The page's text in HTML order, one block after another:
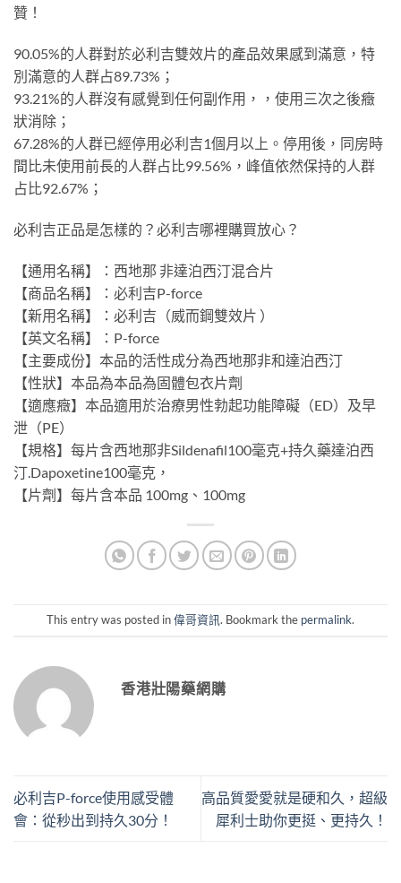
贊！
90.05%的人群對於必利吉雙效片的產品效果感到滿意，特
別滿意的人群占89.73%；
93.21%的人群沒有感覺到任何副作用，，使用三次之後癥
狀消除；
67.28%的人群已經停用必利吉1個月以上。停用後，同房時
間比未使用前長的人群占比99.56%，峰值依然保持的人群
占比92.67%；
必利吉正品是怎樣的？必利吉哪裡購買放心？
【通用名稱】：西地那 非達泊西汀混合片
【商品名稱】：必利吉P-force
【新用名稱】：必利吉（威而鋼雙效片 ）
【英文名稱】：P-force
【主要成份】本品的活性成分為西地那非和達泊西汀
【性狀】本品為本品為固體包衣片劑
【適應癥】本品適用於治療男性勃起功能障礙（ED）及早
泄（PE）
【規格】每片含西地那非Sildenafil100毫克+持久藥達泊西
汀 Dapoxetine100毫克，
【片劑】每片含本品 100mg、100mg
This entry was posted in偉哥資訊. Bookmark the permalink.
香港壯陽藥網購
必利吉P-force使用感受體
會：從秒出到持久30分！
高品質愛愛就是硬和久，超級
犀利士助你更挺、更持久！